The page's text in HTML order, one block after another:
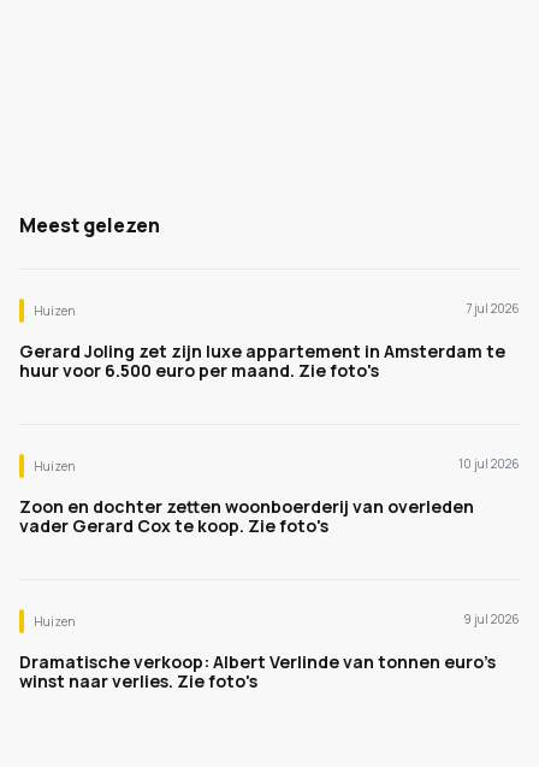
Meest gelezen
Huizen 7 jul 2026
Gerard Joling zet zijn luxe appartement in Amsterdam te
huur voor 6.500 euro per maand. Zie foto's
Huizen 10 jul 2026
Zoon en dochter zetten woonboerderij van overleden
vader Gerard Cox te koop. Zie foto's
Huizen 9 jul 2026
Dramatische verkoop: Albert Verlinde van tonnen euro's
winst naar verlies. Zie foto's